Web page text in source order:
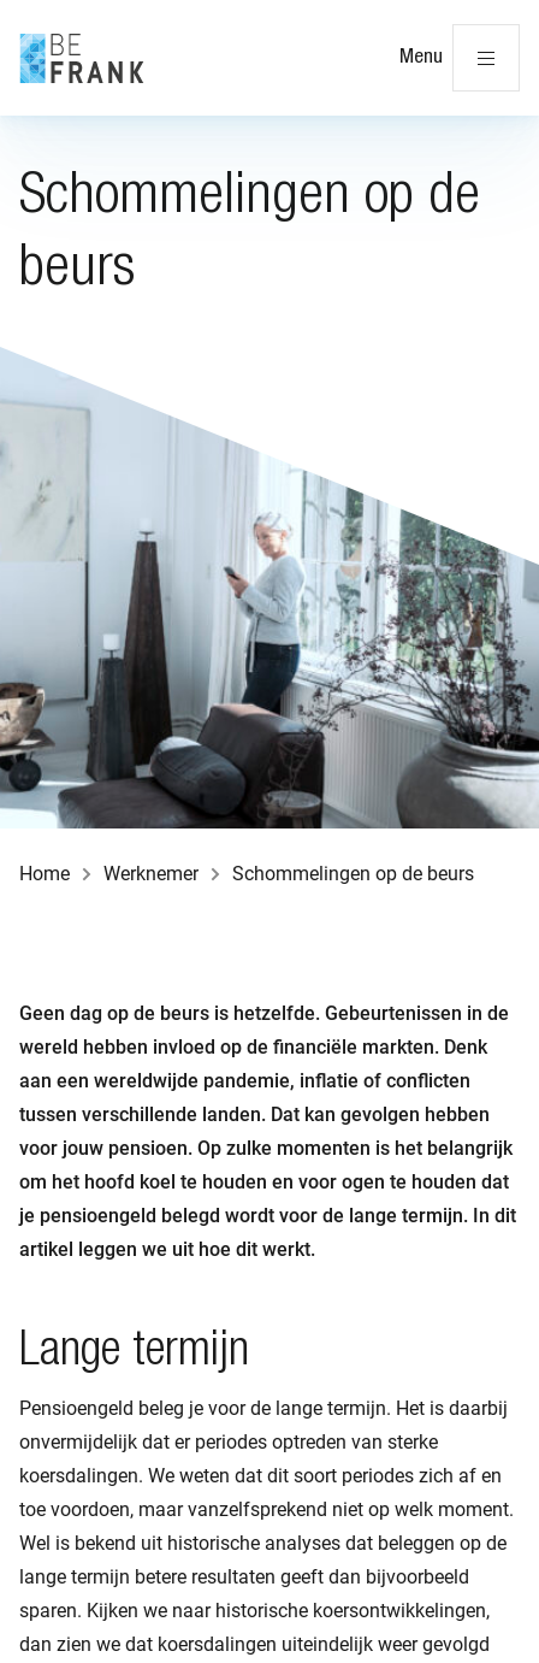
Menu
Schommelingen op de
beurs
Home Werknemer Schommelingen op de beurs
Geen dag op de beurs is hetzelfde. Gebeurtenissen in de
wereld hebben invloed op de financiële markten. Denk
aan een wereldwijde pandemie, inflatie of conflicten
tussen verschillende landen. Dat kan gevolgen hebben
voor jouw pensioen. Op zulke momenten is het belangrijk
om het hoofd koel te houden en voor ogen te houden dat
je pensioengeld belegd wordt voor de lange termijn. In dit
artikel leggen we uit hoe dit werkt.
Lange termijn
Pensioengeld beleg je voor de lange termijn. Het is daarbij
onvermijdelijk dat er periodes optreden van sterke
koersdalingen. We weten dat dit soort periodes zich af en
toe voordoen, maar vanzelfsprekend niet op welk moment.
Wel is bekend uit historische analyses dat beleggen op de
lange termijn betere resultaten geeft dan bijvoorbeeld
sparen. Kijken we naar historische koersontwikkelingen,
dan zien we dat koersdalingen uiteindelijk weer gevolgd